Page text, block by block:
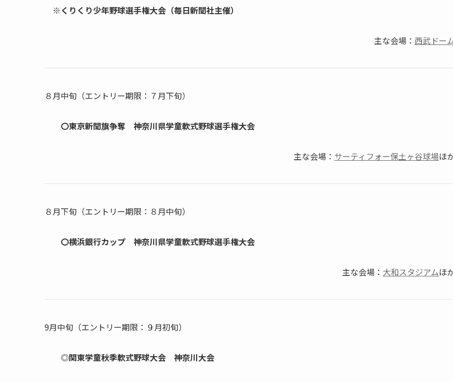
※くりくり少年野球選手権大会（毎日新聞社主催）
主な会場： 西武ドー
８月中旬（エントリー期限：７月下旬）
〇東京新聞旗争奪 神奈川県学童軟式野球選手権大会
主な会場： サーティフォー保土ヶ谷球場ほ
８月下旬（エントリー期限：８月中旬）
〇横浜銀行カップ 神奈川県学童軟式野球選手権大会
主な会場： 大和スタジアムほ
9月中旬（エントリー期限：９月初旬）
◎関東学童秋季軟式野球大会 神奈川大会